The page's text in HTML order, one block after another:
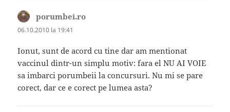
porumbei.ro
06.10.2010 la 19:41
Ionut, sunt de acord cu tine dar am mentionat
vaccinul dintr-un simplu motiv: fara el NU AI VOIE
sa imbarci porumbeii la concursuri. Nu mi se pare
corect, dar ce e corect pe lumea asta?